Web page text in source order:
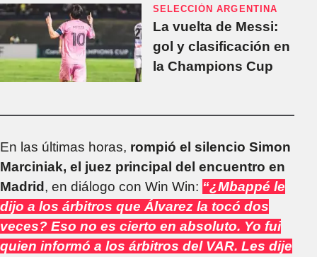
SELECCIÓN ARGENTINA
La vuelta de Messi:
gol y clasificación en
la Champions Cup
En las últimas horas, rompió el silencio Simon
Marciniak, el juez principal del encuentro en
Madrid , en diálogo con Win Win: “¿Mbappé le
dijo a los árbitros que Álvarez la tocó dos
veces? Eso no es cierto en absoluto. Yo fui
quien informó a los árbitros del VAR. Les dije